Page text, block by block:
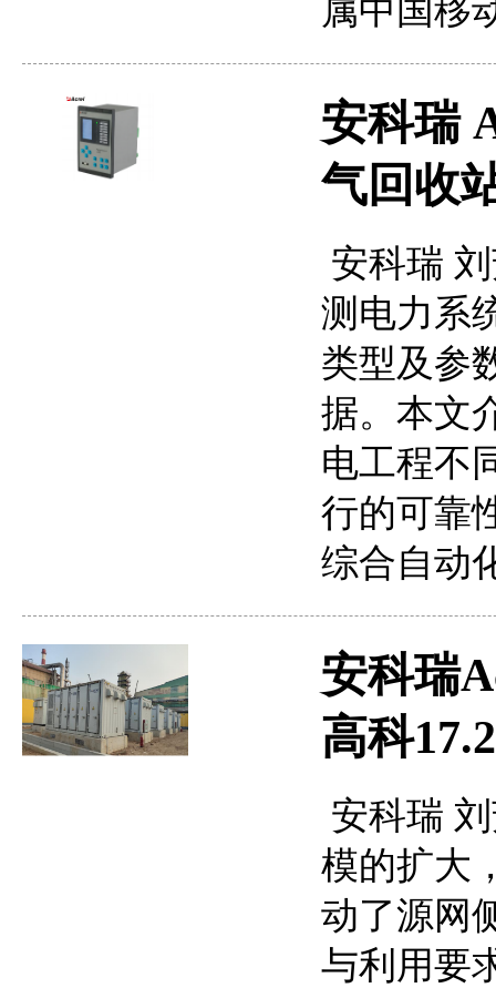
属中国移
安科瑞
气回收
安科瑞
测电力系
类型及参
据。本文
电工程不
行的可靠
综合自动
安科瑞
高科
安科瑞
模的扩大
动了源网
与利用要